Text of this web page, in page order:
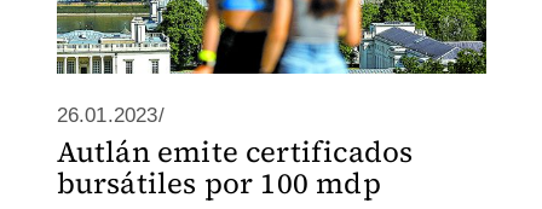
26.01.2023/
Autlán emite certificados
bursátiles por 100 mdp